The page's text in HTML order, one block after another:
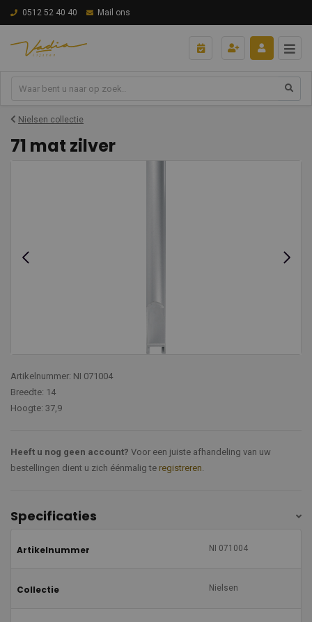
0512 52 40 40 Mail ons
Nielsen collectie
71 mat zilver
Artikelnummer: NI 071004
Breedte: 14
Hoogte: 37,9
Heeft u nog geen account? Voor een juiste afhandeling van uw
bestellingen dient u zich éénmalig te registreren.
Specificaties
Artikelnummer NI 071004
Collectie Nielsen